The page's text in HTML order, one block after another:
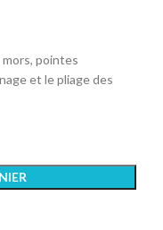
pointes
et le pliage des